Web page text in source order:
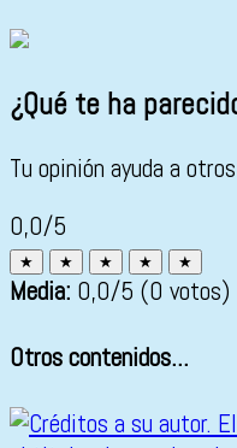
¿Qué te ha
Tu opinión ayuda a
0,0/5
★ ★ ★ ★ ★
Media: 0,0/5 (0 votos)
Otros contenidos...